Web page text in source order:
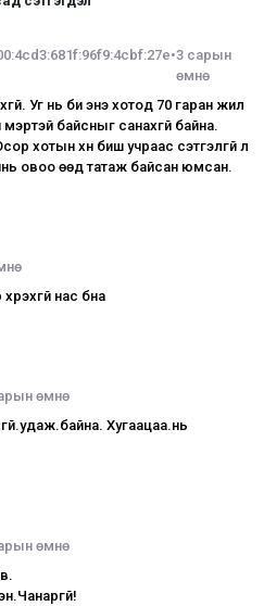
•3 сарын
өмнө
Уг нь би энэ хотод 70 гаран жил
байсныг санахгүй байна.
хотын хүн биш учраас сэтгэлгүй л
овоо өөд татаж байсан юмсан.
нас бна
өмнө
Хугаацаа.нь
өмнө